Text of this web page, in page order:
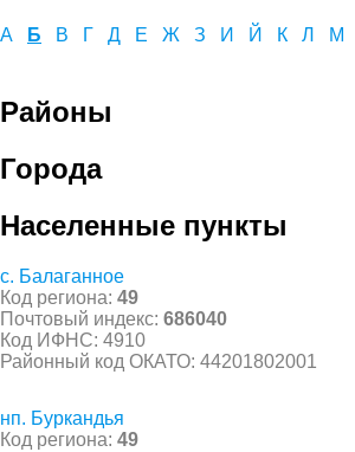
А Б В Г Д Е Ж З И Й К Л М
Районы
Города
Населенные пункты
с. Балаганное
Код региона: 49
Почтовый индекс: 686040
Код ИФНС: 4910
Районный код ОКАТО: 44201802001
нп. Буркандья
Код региона: 49